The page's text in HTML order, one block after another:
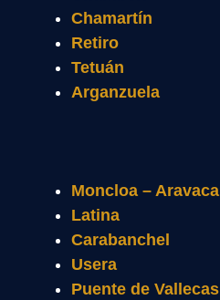
Chamartín
Retiro
Tetuán
Arganzuela
Moncloa – Aravaca
Latina
Carabanchel
Usera
Puente de Vallecas